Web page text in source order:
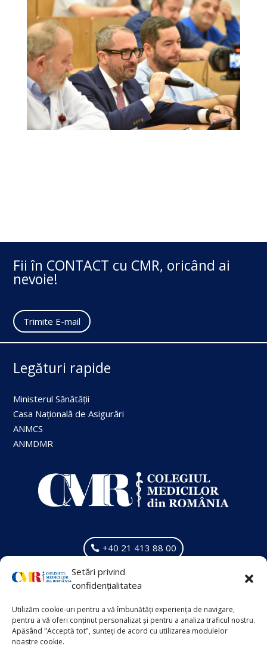
Setări privind
confidențialitatea
Utilizăm cookie-uri pentru a vă îmbunătăți experiența de navigare,
pentru a vă oferi conținut personalizat și pentru a analiza traficul nostru.
Apăsând "Acceptă tot", sunteți de acord cu utilizarea modulelor
noastre cookie.
Fii în CONTACT cu CMR, oricând ai
nevoie!
Trimite E-mail
Legături rapide
Ministerul Sănătății
Casa Națională de Asigurări
ANMCS
ANMDMR
+40 21 413 88 00
VECHIUL SITE
Info Suplimentar
Politica de Cookies